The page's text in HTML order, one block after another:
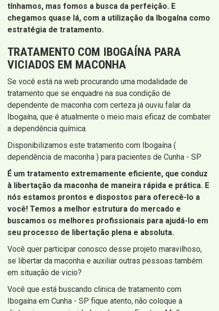
tínhamos, mas fomos a busca da perfeição. E
chegamos quase lá, com a utilização da Ibogaína como
estratégia de tratamento.
TRATAMENTO COM IBOGAÍNA PARA
VICIADOS EM MACONHA
Se você está na web procurando uma modalidade de
tratamento que se enquadre na sua condição de
dependente de maconha com certeza já ouviu falar da
Ibogaína, que é atualmente o meio mais eficaz de combater
a dependência química.
Disponibilizamos este tratamento com Ibogaína (
dependência de maconha ) para pacientes de Cunha - SP
É um tratamento extremamente eficiente, que conduz
à libertação da maconha de maneira rápida e prática. E
nós estamos prontos e dispostos para oferecê-lo a
você! Temos a melhor estrutura do mercado e
buscamos os melhores profissionais para ajudá-lo em
seu processo de libertação plena e absoluta.
Você quer participar conosco desse projeto maravilhoso,
se libertar da maconha e auxiliar outras pessoas também
em situação de vicio?
Você que está buscando clinica de tratamento com
Ibogaína em Cunha - SP fique atento, não coloque a